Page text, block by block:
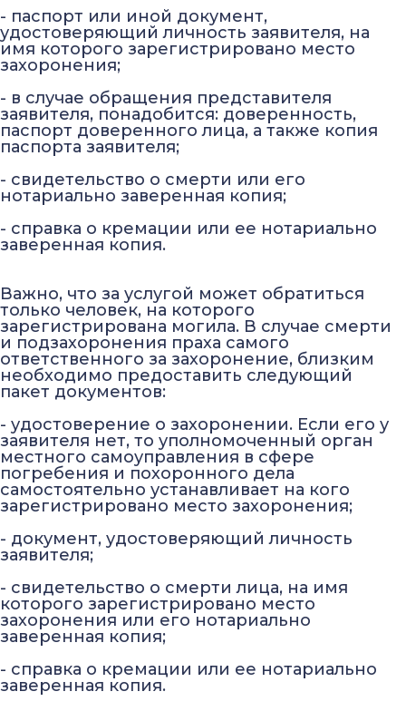
- паспорт или иной документ,
удостоверяющий личность заявителя, на
имя которого зарегистрировано место
захоронения;
- в случае обращения представителя
заявителя, понадобится: доверенность,
паспорт доверенного лица, а также копия
паспорта заявителя;
- свидетельство о смерти или его
нотариально заверенная копия;
- справка о кремации или ее нотариально
заверенная копия.
Важно, что за услугой может обратиться
только человек, на которого
зарегистрирована могила. В случае смерти
и подзахоронения праха самого
ответственного за захоронение, близким
необходимо предоставить следующий
пакет документов:
- удостоверение о захоронении. Если его у
заявителя нет, то уполномоченный орган
местного самоуправления в сфере
погребения и похоронного дела
самостоятельно устанавливает на кого
зарегистрировано место захоронения;
- документ, удостоверяющий личность
заявителя;
- свидетельство о смерти лица, на имя
которого зарегистрировано место
захоронения или его нотариально
заверенная копия;
- справка о кремации или ее нотариально
заверенная копия.